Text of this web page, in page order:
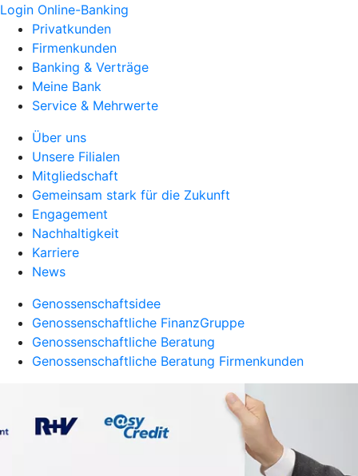
Login Online-Banking
Privatkunden
Firmenkunden
Banking & Verträge
Meine Bank
Service & Mehrwerte
Über uns
Unsere Filialen
Mitgliedschaft
Gemeinsam stark für die Zukunft
Engagement
Nachhaltigkeit
Karriere
News
Genossenschaftsidee
Genossenschaftliche FinanzGruppe
Genossenschaftliche Beratung
Genossenschaftliche Beratung Firmenkunden